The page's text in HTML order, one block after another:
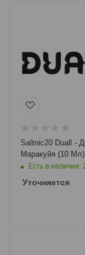
Saltnic20 Duall -
Маракуйя (10 Мл)
Есть в наличии:
Уточняется